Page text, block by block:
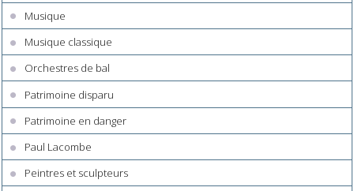
Musique
Musique classique
Orchestres de bal
Patrimoine disparu
Patrimoine en danger
Paul Lacombe
Peintres et sculpteurs